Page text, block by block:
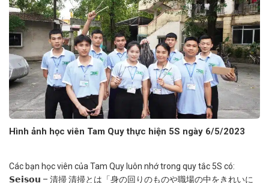
Hình ảnh học viên Tam Quy thực hiện 5S ngày 6/5/2023
Các bạn học viên của Tam Quy luôn nhớ trong quy tắc 5S có:
𝗦𝗲𝗶𝘀𝗼𝘂 – 清掃 清掃とは「身の回りのものや職場の中をきれいに